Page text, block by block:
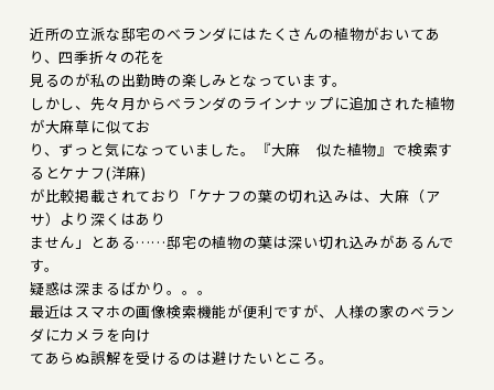
近所の立派な邸宅のベランダにはたくさんの植物がおいてあ
り、四季折々の花を
見るのが私の出勤時の楽しみとなっています。
しかし、先々月からベランダのラインナップに追加された植物
が大麻草に似てお
り、ずっと気になっていました。『大麻 似た植物』で検索す
るとケナフ(洋麻)
が比較掲載されており「ケナフの葉の切れ込みは、大麻（ア
サ）より深くはあり
ません」とある……邸宅の植物の葉は深い切れ込みがあるんで
す。
疑惑は深まるばかり。。。
最近はスマホの画像検索機能が便利ですが、人様の家のベラン
ダにカメラを向け
てあらぬ誤解を受けるのは避けたいところ。